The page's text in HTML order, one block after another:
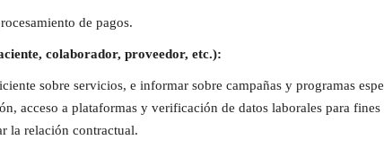
de pagos.
colaborador, proveedor, etc.):
sobre servicios, e informar sobre campañas y programas
acceso a plataformas y verificación de datos laborales para
la relación contractual.